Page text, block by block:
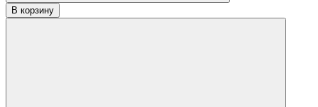
В корзину